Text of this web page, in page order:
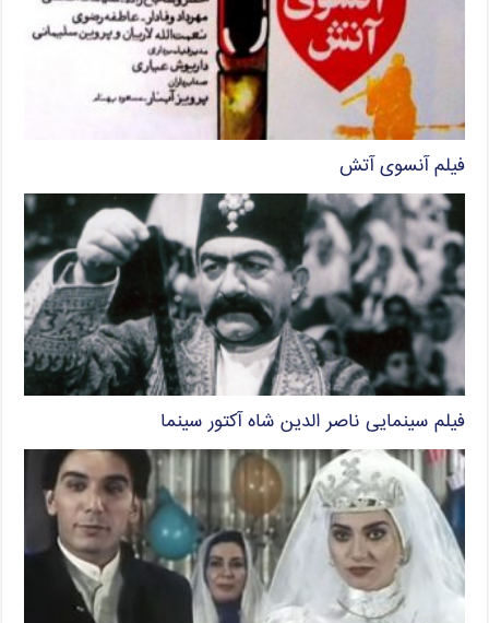
فیلم آنسوی آتش
فیلم سینمایی ناصر الدین شاه آکتور سینما